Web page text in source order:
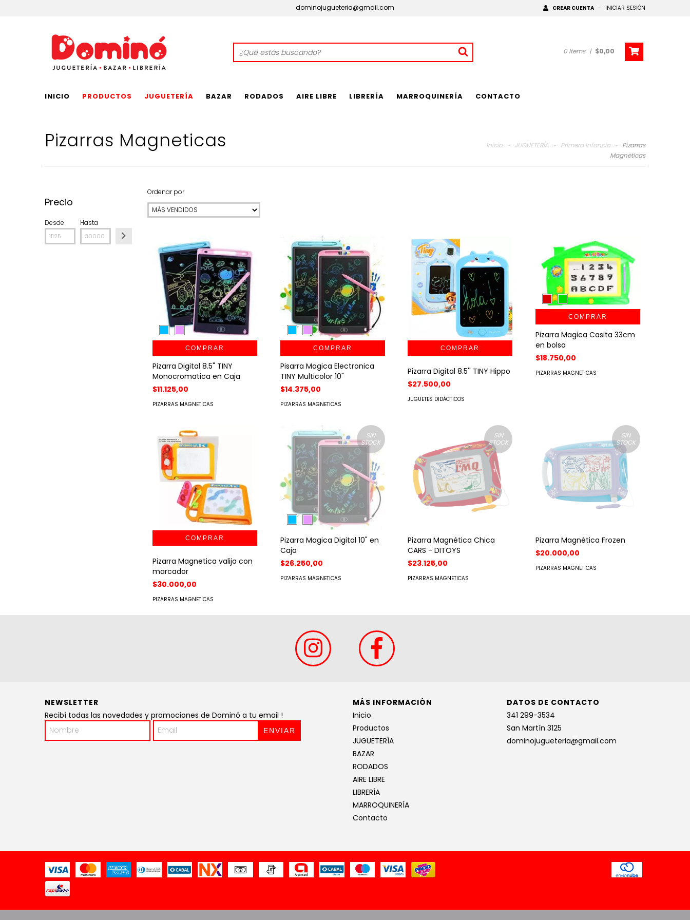
dominojugueteria@gmail.com CREAR CUENTA - INICIAR SESIÓN
0 Items | $0,00
INICIO PRODUCTOS JUGUETERÍA BAZAR RODADOS AIRE LIBRE LIBRERÍA MARROQUINERÍA CONTACTO
Pizarras Magneticas Inicio - JUGUETERÍA - Primera Infancia - Pizarras
Magneticas
Precio
Desde Hasta
Ordenar por
COMPRAR
Pizarra Digital 8.5" TINY
Monocromatica en Caja
$11.125,00
PIZARRAS MAGNETICAS
COMPRAR
Pisarra Magica Electronica
TINY Multicolor 10"
$14.375,00
PIZARRAS MAGNETICAS
Pizarra Digital 8.5'' TINY Hippo
$27.500,00
JUGUETES DIDÁCTICOS
COMPRAR
Pizarra Magica Casita 33cm
en bolsa
$18.750,00
PIZARRAS MAGNETICAS
Pizarra Magnetica valija con
marcador
$30.000,00
PIZARRAS MAGNETICAS
SIN
STOCK
Pizarra Magica Digital 10" en
Caja
$26.250,00
PIZARRAS MAGNETICAS
SIN
STOCK
Pizarra Magnética Chica
CARS - DITOYS
$23.125,00
PIZARRAS MAGNETICAS
SIN
STOCK
Pizarra Magnética Frozen
$20.000,00
PIZARRAS MAGNETICAS
NEWSLETTER
Recibí todas las novedades y promociones de Dominó a tu email !
MÁS INFORMACIÓN
Inicio
Productos
JUGUETERÍA
BAZAR
RODADOS
AIRE LIBRE
LIBRERÍA
MARROQUINERÍA
Contacto
DATOS DE CONTACTO
341 299-3534
San Martín 3125
dominojugueteria@gmail.com